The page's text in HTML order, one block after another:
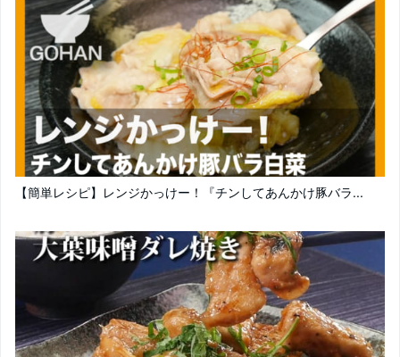
【簡単レシピ】レンジかっけー！『チンしてあんかけ豚バラ...